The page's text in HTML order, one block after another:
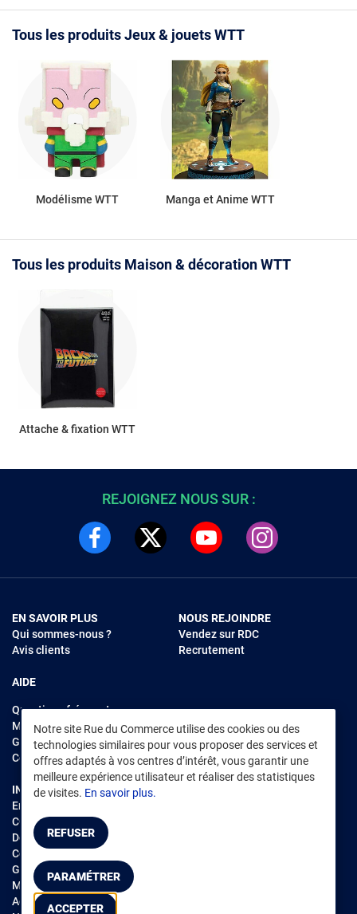
Tous les produits Jeux & jouets WTT
Modélisme WTT Manga et Anime WTT
Tous les produits Maison & décoration WTT
Attache & fixation WTT
REJOIGNEZ NOUS SUR :
EN SAVOIR PLUS
Qui sommes-nous ?
Avis clients
AIDE
Questions fréquentes
Modes de règlements
Garantie et retours
Contacter Rue du Commerce
NOUS REJOINDRE
Vendez sur RDC
Recrutement
INFORMATIONS LÉGALES
Environnement
CGV /CGU Marketplace
Données personnelles
Cookies
Gérer mes cookies
Mentions légales
Accessibilité : non conforme
Notre site Rue du Commerce utilise des cookies ou des
technologies similaires pour vous proposer des services et
offres adaptés à vos centres d’intérêt, vous garantir une
meilleure expérience utilisateur et réaliser des statistiques
de visites. En savoir plus.
REFUSER
PARAMÉTRER
ACCEPTER